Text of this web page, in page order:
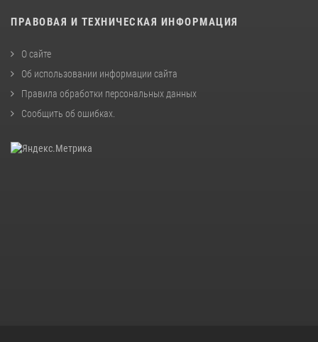
ПРАВОВАЯ И ТЕХНИЧЕСКАЯ ИНФОРМАЦИЯ
О сайте
Об использовании информации сайта
Правила обработки персональных данных
Сообщить об ошибках